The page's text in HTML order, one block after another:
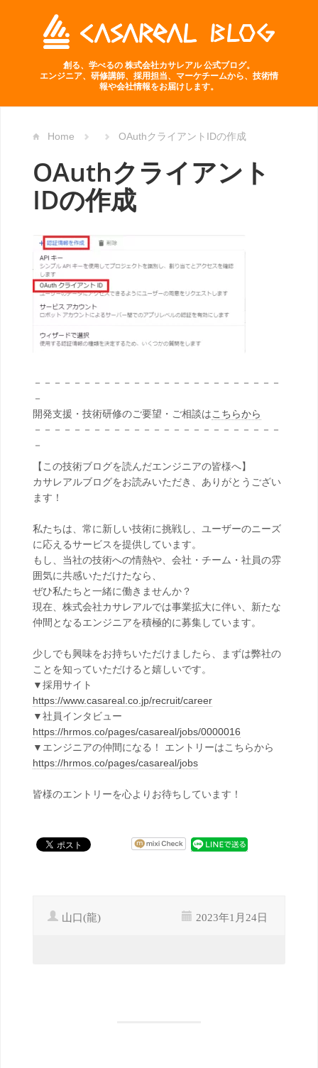
創る、学べるの 株式会社カサレアル 公式ブログ。
エンジニア、研修講師、採用担当、マーケチームから、技術情
報や会社情報をお届けします。
Home OAuthクライアントIDの作成
OAuthクライアント
IDの作成
－－－－－－－－－－－－－－－－－－－－－－－－－
－
開発支援・技術研修のご要望・ご相談はこちらから
－－－－－－－－－－－－－－－－－－－－－－－－－
－
【この技術ブログを読んだエンジニアの皆様へ】
カサレアルブログをお読みいただき、ありがとうござい
ます！
私たちは、常に新しい技術に挑戦し、ユーザーのニーズ
に応えるサービスを提供しています。
もし、当社の技術への情熱や、会社・チーム・社員の雰
囲気に共感いただけたなら、
ぜひ私たちと一緒に働きませんか？
現在、株式会社カサレアルでは事業拡大に伴い、新たな
仲間となるエンジニアを積極的に募集しています。
少しでも興味をお持ちいただけましたら、まずは弊社の
ことを知っていただけると嬉しいです。
▼採用サイト
https://www.casareal.co.jp/recruit/career
▼社員インタビュー
https://hrmos.co/pages/casareal/jobs/0000016
▼エンジニアの仲間になる！ エントリーはこちらから
https://hrmos.co/pages/casareal/jobs
皆様のエントリーを心よりお待ちしています！
山口(龍) 2023年1月24日